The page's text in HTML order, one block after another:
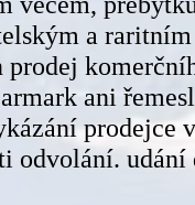
a
ani
prodejce
odvolání.